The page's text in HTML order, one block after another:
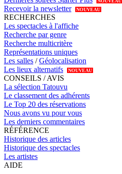
Recevoir la newsletter NOUVEAU
RECHERCHES
Les spectacles à l'affiche
Recherche par genre
Recherche multicritère
Représentations uniques
Les salles /Géolocalisation
Les lieux alternatifs
NOUVEAU
CONSEILS / AVIS
La sélection Tatouvu
Le classement des adhérents
Le Top 20 des réservations
Nous avons vu pour vous
Les derniers commentaires
RÉFÉRENCE
Historique des articles
Historique des spectacles
Les artistes
AIDE